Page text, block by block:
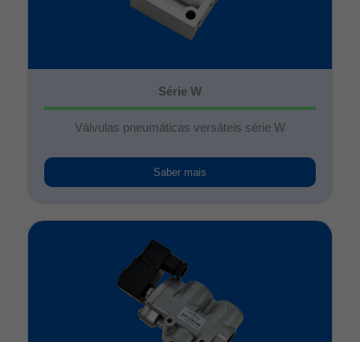
Série W
Válvulas pneumáticas versáteis série W
Saber mais